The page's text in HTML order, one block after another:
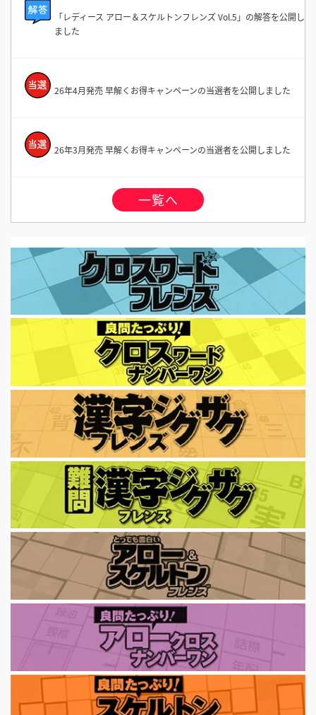
「レディース アロー＆スケルトンフレンズ Vol.5」の解答を公開し
ました
26年4月発売 早解くお得キャンペーンの当選者を公開しました
26年3月発売 早解くお得キャンペーンの当選者を公開しました
一覧へ